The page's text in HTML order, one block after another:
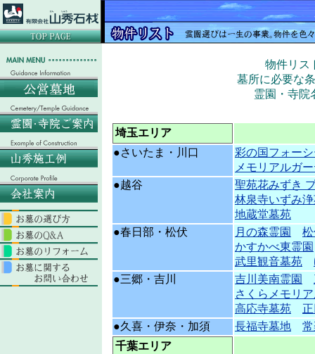
物件リス
墓所に必要な
霊園・寺院
埼玉エリア
●さいたま・川口
彩の国フォー
メモリアルガ
●越谷
聖苑花みずき
林泉寺いずみ
地蔵堂墓苑
●春日部・松伏
月の森霊園
かすかべ東霊園
武里観音墓苑
●三郷・吉川
吉川美南霊園
さくらメモリ
高応寺墓苑
●久喜・伊奈・加須
長福寺墓地
千葉エリア